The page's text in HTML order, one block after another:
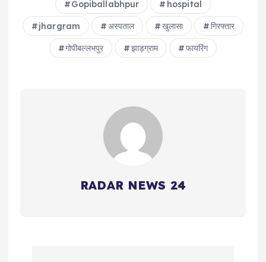
Gopiballabhpur hospital
jhargram अस्पताल खुलासा गिरफ्तार
गोपीबल्लभपुर झाड़ग्राम फायरिंग
RADAR NEWS 24